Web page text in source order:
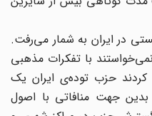
در ایران به شمار می‌رفت.
با تفکرات مذهبی
کردند حزب توده‌ی ایران یک
جهت منافاتی با اصول